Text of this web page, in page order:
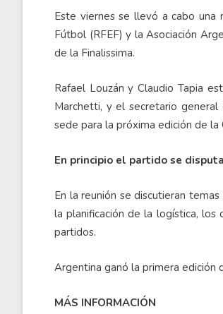
Este viernes se llevó a cabo una
Fútbol (RFEF) y la Asociación
de la Finalissima.
Rafael Louzán y Claudio Tapia
Marchetti, y el secretario
sede para la próxima edición de
En principio el partido se
En la reunión se discutieran
la planificación de la logística,
partidos.
Argentina ganó la primera edición
MÁS INFORMACIÓN